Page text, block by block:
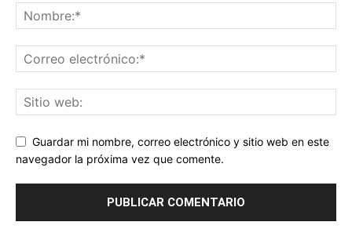
Guardar mi nombre, correo electrónico y sitio web en este
navegador la próxima vez que comente.